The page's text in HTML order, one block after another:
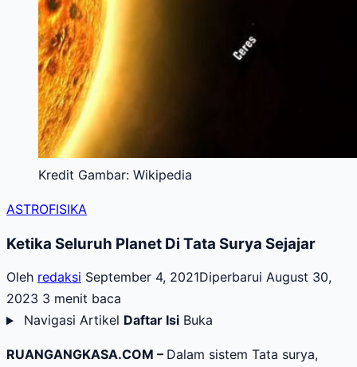
Kredit Gambar: Wikipedia
ASTROFISIKA
Ketika Seluruh Planet Di Tata Surya Sejajar
Oleh redaksi September 4, 2021Diperbarui August 30,
2023 3 menit baca
Navigasi Artikel Daftar Isi Buka
RUANGANGKASA.COM – Dalam sistem Tata surya,